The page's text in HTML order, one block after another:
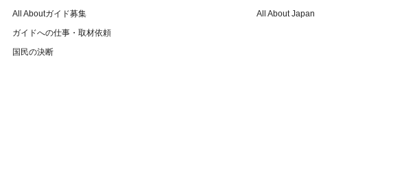
All Aboutガイド募集
ガイドへの仕事・取材依頼
国民の決断
All About Japan